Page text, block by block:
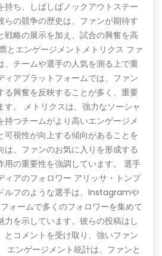
持ち、しばしばノックアウトステー
らの競争の歴史は、ファンが期待す
戦略の展示を加え、試合の興奮を高
とエンゲージメントメトリクス ファ
、チームや選手の人気を測る上で重
ィアプラットフォームでは、ファン
る興奮を反映することが多く、重要
す。 メトリクスは、強力なソーシャ
つチームがより高いエンゲージメ
可視性が向上する傾向があることを
は、ファンのお気に入りを形成する
用の重要性を強調しています。 選手
ィアのフォロワー アリッサ・トンプ
ルフのような選手は、Instagramや
ォームで多くのフォロワーを集めて
力を示しています。彼らの投稿はし
とコメントを受け取り、強いファン
エンゲージメント統計は、ファンと